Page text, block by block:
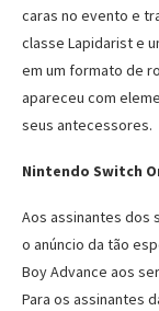
caras no evento e
classe Lapidarist e
em um formato de
apareceu com
seus antecessores.
Nintendo Switch
Aos assinantes dos
o anúncio da tão
Boy Advance aos
Para os assinantes